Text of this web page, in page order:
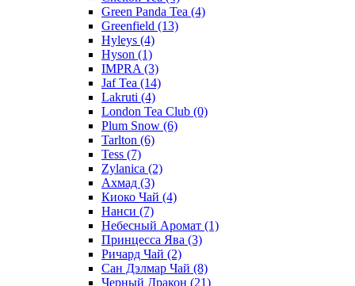
Green Panda Tea (4)
Greenfield (13)
Hyleys (4)
Hyson (1)
IMPRA (3)
Jaf Tea (14)
Lakruti (4)
London Tea Club (0)
Plum Snow (6)
Tarlton (6)
Tess (7)
Zylanica (2)
Ахмад (3)
Киоко Чай (4)
Нанси (7)
Небесный Аромат (1)
Принцесса Ява (3)
Ричард Чай (2)
Сан Дэлмар Чай (8)
Черный Дракон (21)